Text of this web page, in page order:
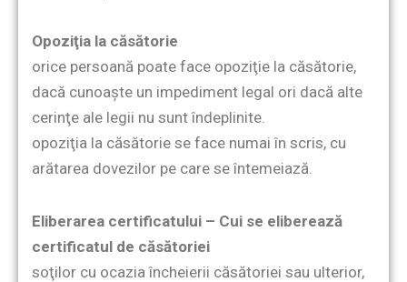
Opoziţia la căsătorie
orice persoană poate face opoziţie la căsătorie,
dacă cunoaşte un impediment legal ori dacă alte
cerinţe ale legii nu sunt îndeplinite.
opoziţia la căsătorie se face numai în scris, cu
arătarea dovezilor pe care se întemeiază.
Eliberarea certificatului – Cui se eliberează
certificatul de căsătoriei
soţilor cu ocazia încheierii căsătoriei sau ulterior,